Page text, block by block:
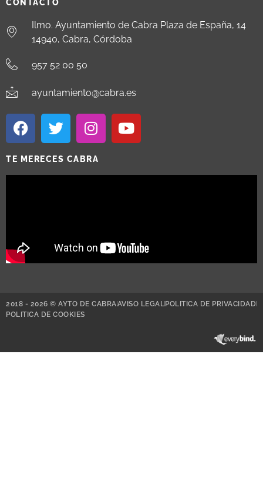
CONTACTO
Ilmo. Ayuntamiento de Cabra Plaza de España, 14
14940, Cabra, Córdoba
957 52 00 50
ayuntamiento@cabra.es
TE MERECES CABRA
2018 - 2026 © AYTO DE CABRAAVISO LEGAL POLITICA DE PRIVACIDAD
POLITICA DE COOKIES